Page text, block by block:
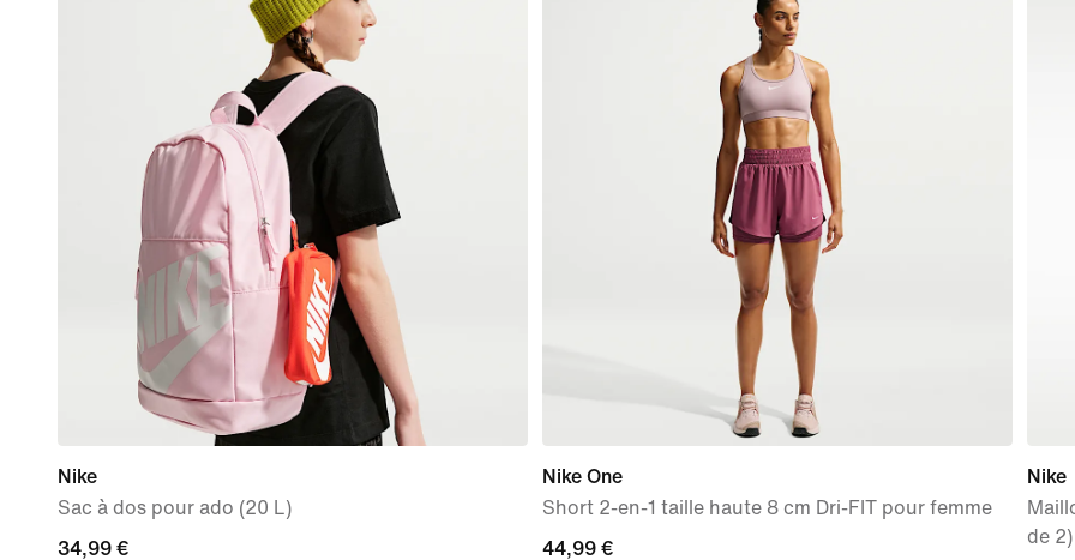
Nike
Sac à dos pour ado (20 L)
34,99 €
34,99 €
Nike One
Short 2-en-1 taille haute 8 cm Dri-FIT pour femme
44,99 €
44,99 €
Nike
de 2)